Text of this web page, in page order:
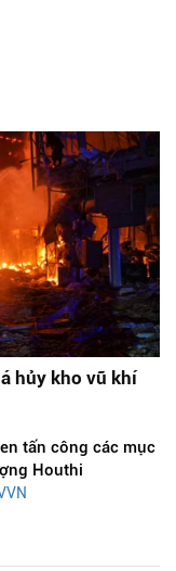
hủy kho vũ khí
tấn công các mục
Houthi